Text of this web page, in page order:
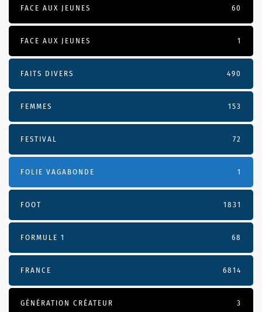
FACE AUX JEUNES 60
FACE AUX JEUNES 1
FAITS DIVERS 490
FEMMES 153
FESTIVAL 72
FOLIE VAGABONDE 1
FOOT 1831
FORMULE 1 68
FRANCE 6814
GÉNÉRATION CRÉATEUR 3